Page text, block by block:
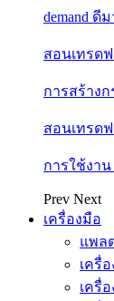
demand ดี
สอนเทรด
การสร้างก
สอนเทรด
การใช้งา
Prev Next
เครื่องมือ
แพล
เครื่
เครื่